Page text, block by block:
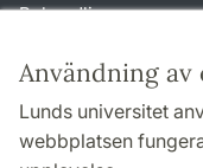
Användning av
Lunds universitet
webbplatsen
Behandling av
TYPO3-login
Följ oss i sociala